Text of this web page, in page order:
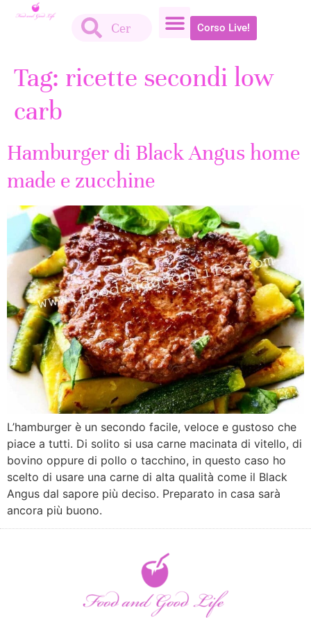
Corso Live!
Tag: ricette secondi low
carb
Hamburger di Black Angus home
made e zucchine
L’hamburger è un secondo facile, veloce e gustoso che
piace a tutti. Di solito si usa carne macinata di vitello, di
bovino oppure di pollo o tacchino, in questo caso ho
scelto di usare una carne di alta qualità come il Black
Angus dal sapore più deciso. Preparato in casa sarà
ancora più buono.